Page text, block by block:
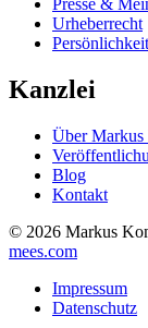
Presse &
Urheberrecht
Kanzlei
Über Markus
Blog
Kontakt
© 2026 Markus
mees.com
Impressum
Datenschutz